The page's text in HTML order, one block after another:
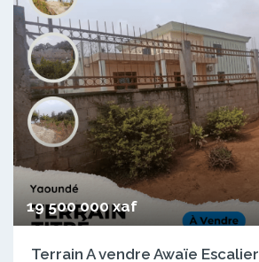
19 500 000 xaf
Terrain A vendre Awaïe Escalier